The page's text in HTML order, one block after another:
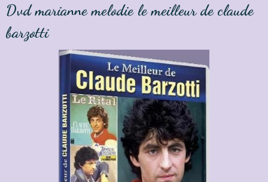
Dvd marianne melodie le meilleur de claude
barzotti